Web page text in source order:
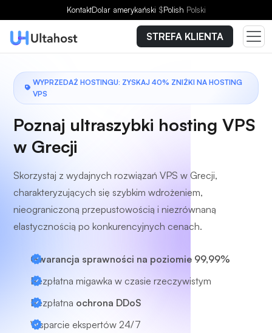
KontaktDolar amerykański $Polish Polski
STREFA KLIENTA
WYPRZEDAŻ HOSTINGU: ZYSKAJ 40% ZNIŻKI NA HOSTING
VPS
Poznaj ultraszybki hosting VPS
w Grecji
Skorzystaj z wydajnych rozwiązań VPS w Grecji,
charakteryzujących się szybkim wdrożeniem,
nieograniczoną przepustowością i niezrównaną
elastycznością po konkurencyjnych cenach.
Gwarancja sprawności na poziomie 99,99%
Bezpłatna migawka w czasie rzeczywistym
Bezpłatna ochrona DDoS
Wsparcie ekspertów 24/7